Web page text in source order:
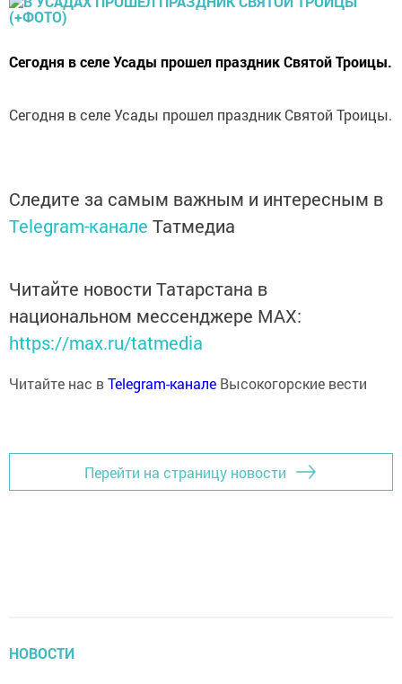
Сегодня в селе Усады прошел праздник Святой Троицы.
Сегодня в селе Усады прошел праздник Святой Троицы.
Следите за самым важным и интересным в
Telegram-канале Татмедиа
Читайте новости Татарстана в
национальном мессенджере MАХ:
https://max.ru/tatmedia
Читайте нас вTelegram-канале Высокогорские вести
Перейти на страницу новости
НОВОСТИ